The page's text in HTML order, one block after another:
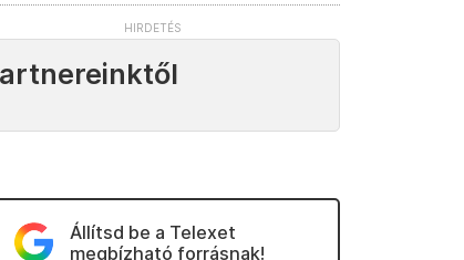
Állítsd be a Telexet
megbízható forrásnak!